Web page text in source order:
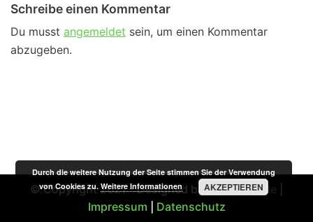
Schreibe einen Kommentar
Du musst angemeldet sein, um einen Kommentar
abzugeben.
© Copyright 2021 - Designed bySTSMedia.de
Impressum
Datenschutz
Durch die weitere Nutzung der Seite stimmen Sie der Verwendung
von Cookies zu.Weitere Informationen AKZEPTIEREN